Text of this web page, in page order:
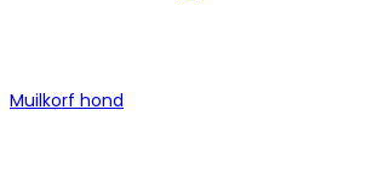
Muilkorf hond